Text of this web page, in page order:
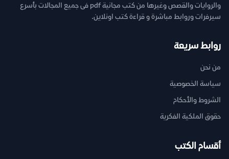
والروايات والقصص وغيرها من كتب مجانية pdf فى جميع المجالات بأسرع
سيرفرات وروابط مباشرة و قراءة كتب اونلاين.
روابط سريعة
من نحن
سياسة الخصوصية
الشروط والأحكام
حقوق الملكية الفكرية
أقسام الكتب